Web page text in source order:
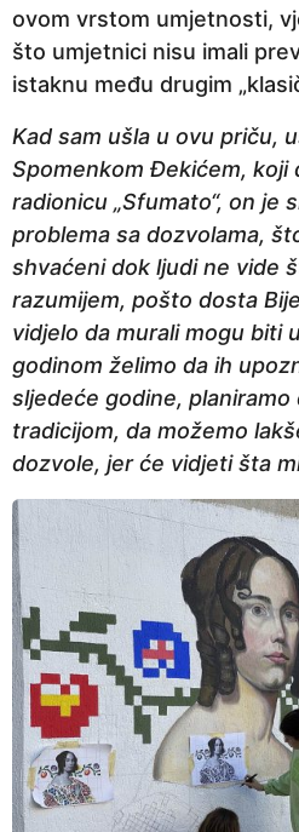
ovom vrstom umjetnosti,
što umjetnici nisu imali
istaknu među drugim
Kad sam ušla u ovu priču,
Spomenkom Đekićem, koji
radionicu „Sfumato“, on je
problema sa dozvolama,
shvaćeni dok ljudi ne vide
razumijem, pošto dosta
vidjelo da murali mogu biti
godinom želimo da ih
sljedeće godine, planiramo
tradicijom, da možemo
dozvole, jer će vidjeti šta